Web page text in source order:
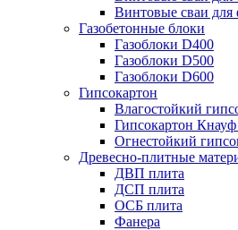
Винтовые сваи для
Газобетонные блоки
Газоблоки D400
Газоблоки D500
Газоблоки D600
Гипсокартон
Влагостойкий
Гипсокартон
Огнестойкий
Древесно-плитные
ДВП плита
ДСП плита
ОСБ плита
Фанера